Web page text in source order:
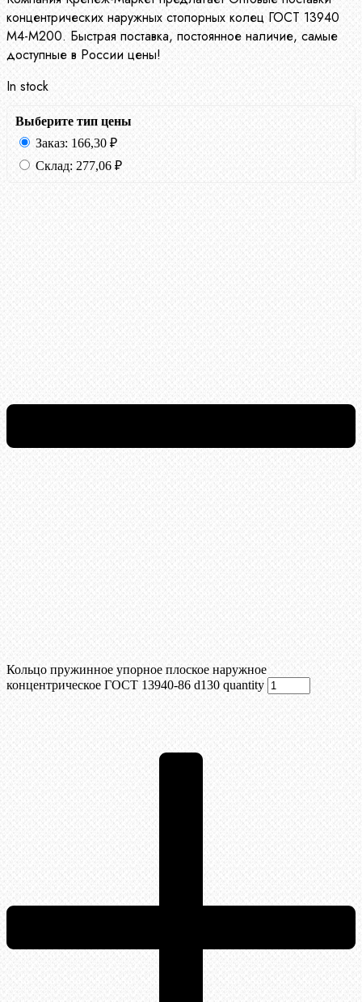
концентрических наружных стопорных колец ГОСТ 13940
М4-М200. Быстрая поставка, постоянное наличие, самые
доступные в России цены!
In stock
Выберите тип цены
Заказ: 166,30 ₽
Склад: 277,06 ₽
Кольцо пружинное упорное плоское наружное
концентрическое ГОСТ 13940-86 d130 quantity